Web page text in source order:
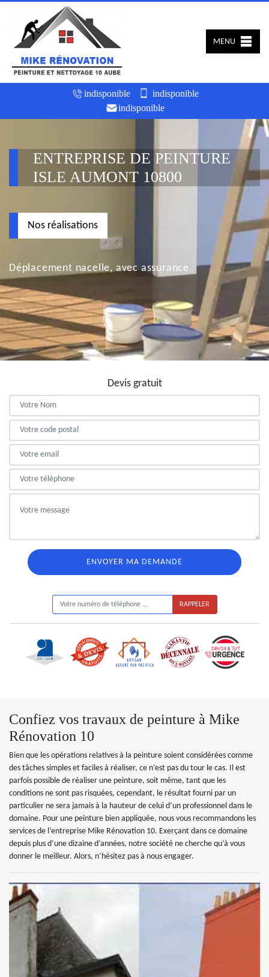
indisponible
indisponible
indisponible
MENU
ENTREPRISE DE PEINTURE
ISLE AUMONT 10800
Nos réalisations
Déplacement nacelle, avec assurance
Devis gratuit
Confiez vos travaux de peinture à Mike
Rénovation 10
Bien que les opérations relatives à la peinture soient considérées comme
des tâches simples et faciles à réaliser, ce n’est pas du tour le cas. Il est
parfois possible de réaliser une peinture, soit même, tant que les
conditions ne sont pas risquées, cependant, le résultat fourni par un
particulier ne sera jamais à la hauteur de celui d’un professionnel dans le
domaine. Pour une peinture bien appliquée, nous vous recommandons les
services de l’entreprise Mike Rénovation 10. Exerçant dans ce domaine
depuis plus d’une dizaine d’années, notre société ne cherche qu’à vous
donner le meilleur. Alors, n’hésitez pas à nous engager.